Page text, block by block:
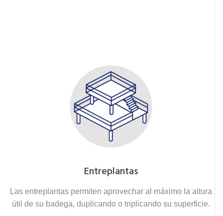
Entreplantas
Las entreplantas permiten aprovechar al máximo la altura
útil de su badega, duplicando o triplicando su superficie.